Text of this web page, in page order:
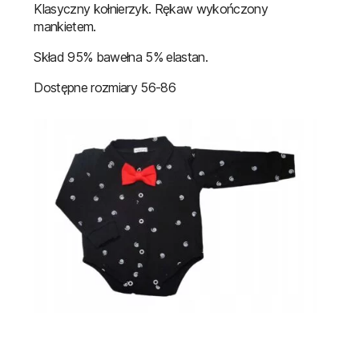
Klasyczny kołnierzyk. Rękaw wykończony
mankietem.
Skład 95% bawełna 5% elastan.
Dostępne rozmiary 56-86